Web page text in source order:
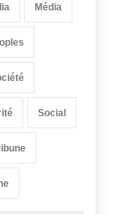
Média
Social